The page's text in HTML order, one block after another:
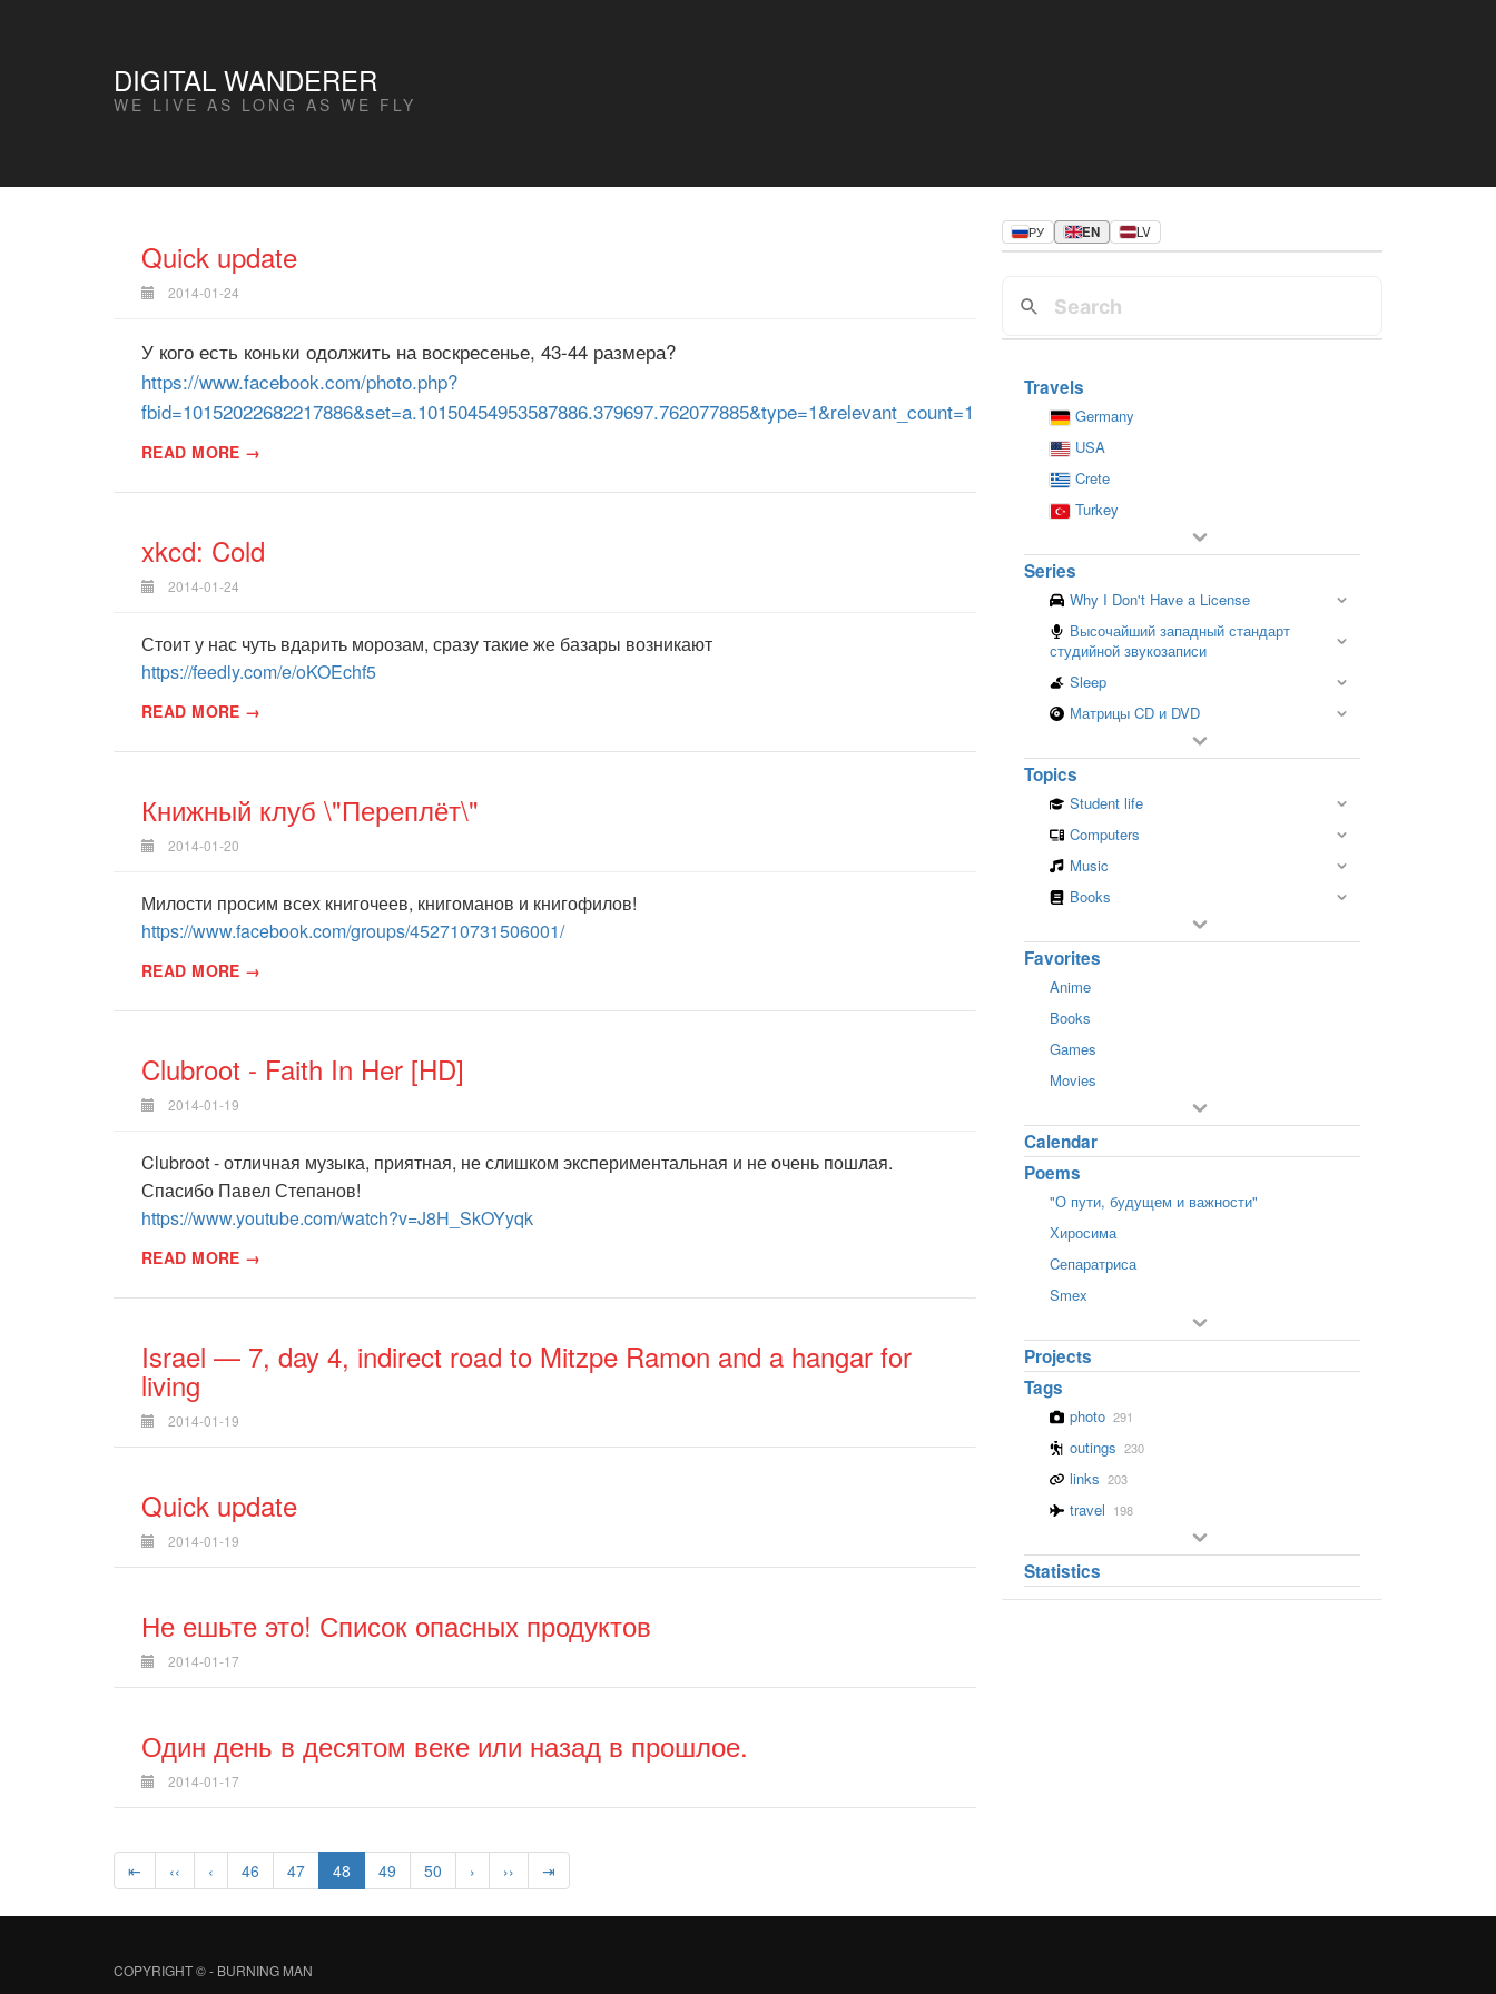
DIGITAL WANDERER
WE LIVE AS LONG AS WE FLY
Quick update
2014-01-24
У кого есть коньки одолжить на воскресенье, 43-44 размера?
https://www.facebook.com/photo.php?
fbid=10152022682217886&set=a.10150454953587886.379697.762077885&type=1&relevant_count=1
READ MORE →
xkcd: Cold
2014-01-24
Стоит у нас чуть вдарить морозам, сразу такие же базары возникают
https://feedly.com/e/oKOEchf5
READ MORE →
Книжный клуб \"Переплёт\"
2014-01-20
Милости просим всех книгочеев, книгоманов и книгофилов!
https://www.facebook.com/groups/452710731506001/
READ MORE →
Clubroot - Faith In Her [HD]
2014-01-19
Clubroot - отличная музыка, приятная, не слишком экспериментальная и не очень пошлая.
Спасибо Павел Степанов!
https://www.youtube.com/watch?v=J8H_SkOYyqk
READ MORE →
Israel — 7, day 4, indirect road to Mitzpe Ramon and a hangar for
living
2014-01-19
Quick update
2014-01-19
Не ешьте это! Список опасных продуктов
2014-01-17
Один день в десятом веке или назад в прошлое.
2014-01-17
⇤ ‹‹ ‹ 46 47 48 49 50 › ›› ⇥
РУ EN LV
Travels
Germany
USA
Crete
Turkey
Series
Why I Don't Have a License
Высочайший западный стандарт
студийной звукозаписи
Sleep
Матрицы CD и DVD
Topics
Student life
Computers
Music
Books
Favorites
Anime
Books
Games
Movies
Calendar
Poems
"О пути, будущем и важности"
Хиросима
Cепаратриса
Smex
Projects
Tags
photo 291
outings 230
links 203
travel 198
Statistics
COPYRIGHT © - BURNING MAN